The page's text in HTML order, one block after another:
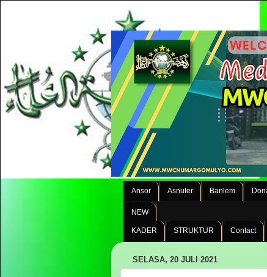
Ansor Asnuter Banlem
NEW
KADER STRUKTUR Contact
SELASA, 20 JULI 2021